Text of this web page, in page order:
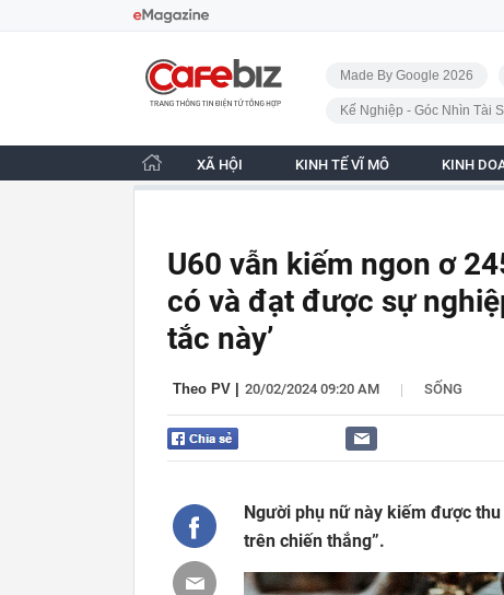
CafeBiz - Trang chủ
Made By Google 2026
Kế Nghiệp - Góc Nhìn Tài
XÃ HỘI KINH TẾ VĨ MÔ KINH
U60 vẫn kiếm ngon ơ
có và đạt được sự
tắc này’
Theo PV 20/02/2024 09:20 AM | SỐNG
Người phụ nữ này kiếm được
trên chiến thắng”.